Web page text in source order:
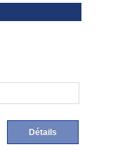
Détails